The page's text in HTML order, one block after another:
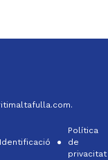
Identificació
Política
de
privacitat